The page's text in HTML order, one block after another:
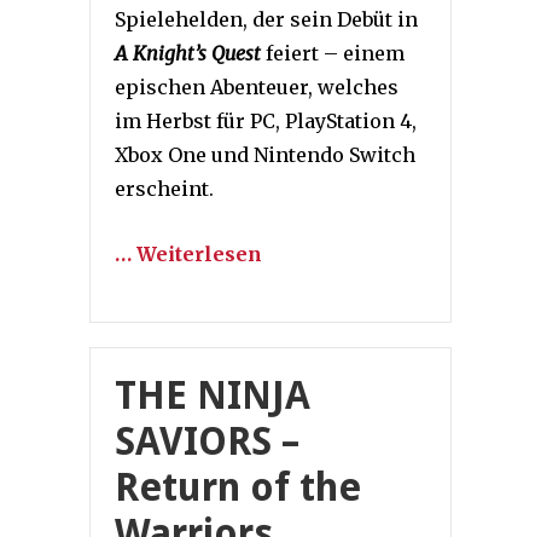
Spielehelden, der sein Debüt in
A Knight’s Questfeiert – einem
epischen Abenteuer, welches
im Herbst für PC, PlayStation 4,
Xbox One und Nintendo Switch
erscheint.
… Weiterlesen
THE NINJA
SAVIORS –
Return of the